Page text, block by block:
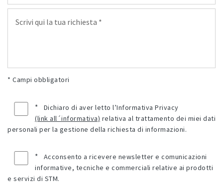
* Campi obbligatori
*
Dichiaro di aver letto l’Informativa Privacy
(link all´informativa)
personali per la gestione della richiesta di informazioni.
*
informative, tecniche e commerciali relative ai prodotti
e servizi di STM.